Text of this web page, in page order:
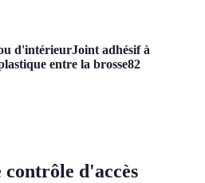
d'intérieurJoint adhésif à
entre la brosse82
contrôle d'accès